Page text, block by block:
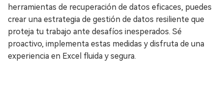
herramientas de recuperación de datos eficaces, puedes
crear una estrategia de gestión de datos resiliente que
proteja tu trabajo ante desafíos inesperados. Sé
proactivo, implementa estas medidas y disfruta de una
experiencia en Excel fluida y segura.